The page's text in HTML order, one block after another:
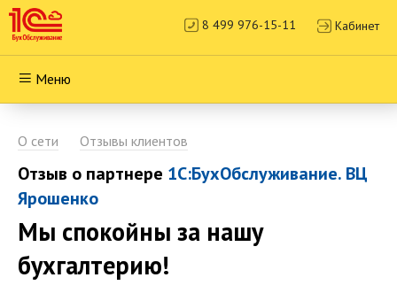
8 499 976-15-11 Кабинет
Меню
О сети Отзывы клиентов
Отзыв о партнере 1С:БухОбслуживание. ВЦ
Ярошенко
Мы спокойны за нашу
бухгалтерию!